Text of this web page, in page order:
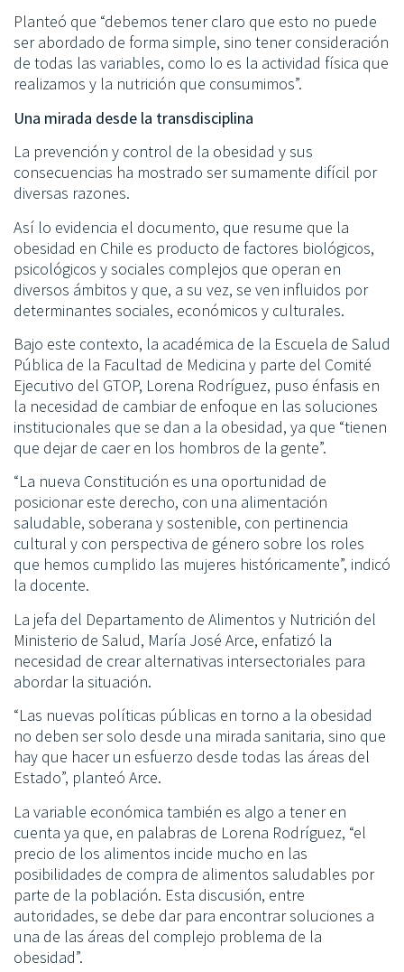
Planteó que “debemos tener claro que esto no puede
ser abordado de forma simple, sino tener consideración
de todas las variables, como lo es la actividad física que
realizamos y la nutrición que consumimos”.
Una mirada desde la transdisciplina
La prevención y control de la obesidad y sus
consecuencias ha mostrado ser sumamente difícil por
diversas razones.
Así lo evidencia el documento, que resume que la
obesidad en Chile es producto de factores biológicos,
psicológicos y sociales complejos que operan en
diversos ámbitos y que, a su vez, se ven influidos por
determinantes sociales, económicos y culturales.
Bajo este contexto, la académica de la Escuela de Salud
Pública de la Facultad de Medicina y parte del Comité
Ejecutivo del GTOP, Lorena Rodríguez, puso énfasis en
la necesidad de cambiar de enfoque en las soluciones
institucionales que se dan a la obesidad, ya que “tienen
que dejar de caer en los hombros de la gente”.
“La nueva Constitución es una oportunidad de
posicionar este derecho, con una alimentación
saludable, soberana y sostenible, con pertinencia
cultural y con perspectiva de género sobre los roles
que hemos cumplido las mujeres históricamente”, indicó
la docente.
La jefa del Departamento de Alimentos y Nutrición del
Ministerio de Salud, María José Arce, enfatizó la
necesidad de crear alternativas intersectoriales para
abordar la situación.
“Las nuevas políticas públicas en torno a la obesidad
no deben ser solo desde una mirada sanitaria, sino que
hay que hacer un esfuerzo desde todas las áreas del
Estado”, planteó Arce.
La variable económica también es algo a tener en
cuenta ya que, en palabras de Lorena Rodríguez, “el
precio de los alimentos incide mucho en las
posibilidades de compra de alimentos saludables por
parte de la población. Esta discusión, entre
autoridades, se debe dar para encontrar soluciones a
una de las áreas del complejo problema de la
obesidad”.